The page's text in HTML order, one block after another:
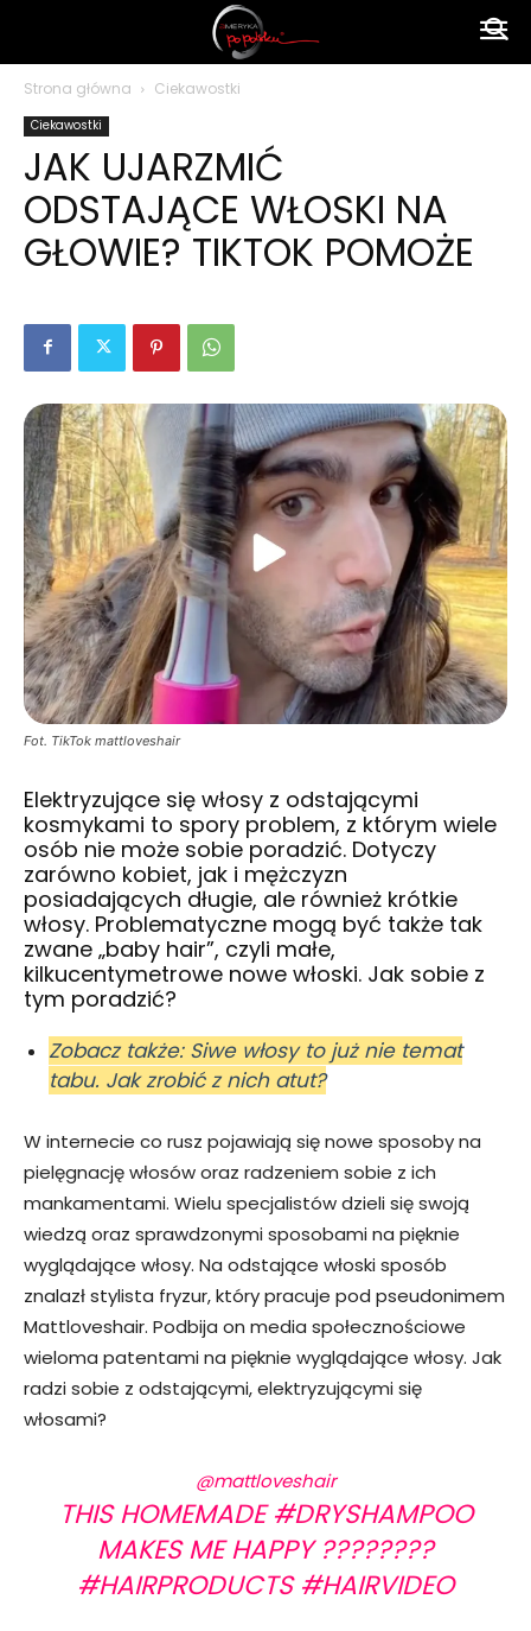
polsku
Strona główna Ciekawostki
Ciekawostki
JAK UJARZMIĆ
ODSTAJĄCE WŁOSKI NA
GŁOWIE? TIKTOK POMOŻE
Fot. TikTok mattloveshair
Elektryzujące się włosy z odstającymi
kosmykami to spory problem, z którym wiele
osób nie może sobie poradzić. Dotyczy
zarówno kobiet, jak i mężczyzn
posiadających długie, ale również krótkie
włosy. Problematyczne mogą być także tak
zwane „baby hair”, czyli małe,
kilkucentymetrowe nowe włoski. Jak sobie z
tym poradzić?
Zobacz także: Siwe włosy to już nie temat
tabu. Jak zrobić z nich atut?
W internecie co rusz pojawiają się nowe sposoby na
pielęgnację włosów oraz radzeniem sobie z ich
mankamentami. Wielu specjalistów dzieli się swoją
wiedzą oraz sprawdzonymi sposobami na pięknie
wyglądające włosy. Na odstające włoski sposób
znalazł stylista fryzur, który pracuje pod pseudonimem
Mattloveshair. Podbija on media społecznościowe
wieloma patentami na pięknie wyglądające włosy. Jak
radzi sobie z odstającymi, elektryzującymi się
włosami?
@mattloveshair
THIS HOMEMADE#DRYSHAMPOO
MAKES ME HAPPY ????????
#HAIRPRODUCTS #HAIRVIDEO